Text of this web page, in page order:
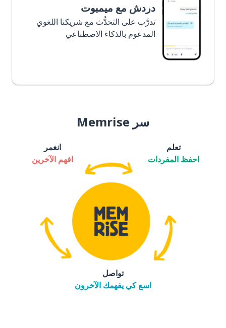
دردش مع ميمبوت
تدرَّب على التحدُّث مع شريكنا اللغوي
المدعوم بالذكاء الاصطناعي
سر Memrise
تعلم
احفظ المفردات
انغمر
افهم الآخرين
تواصل
اسع كي يفهمك الآخرون